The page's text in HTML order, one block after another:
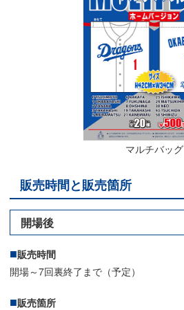
マルチバッグ
販売時間と販売箇所
開場後
販売時間
開場～7回裏終了まで（予定）
販売箇所